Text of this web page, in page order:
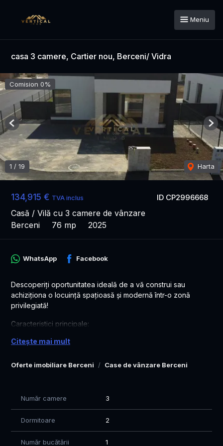
Meniu
casa 3 camere, Cartier nou, Berceni/ Vidra
ID CP2996668
134,915 € TVA inclus
Casă / Vilă cu 3 camere de vânzare
Berceni
76 mp 2025
Comision 0%
1 / 19 Harta
Previous
Oferte imobiliare Berceni Case de vânzare Berceni
WhatsApp Facebook
Descoperiţi oportunitatea ideală de a vă construi sau
achiziţiona o locuinţă spaţioasă şi modernă într-o zonă
privilegiată!
Caracteristici principale:
teren de 327 mp cu amprentă la sol de 101 mp
bucătărie deschisă, 2 băi, hol generos şi spaţios
personalizare
Citește mai mult
Număr camere 3
Dormitoare 2
Număr bucătării 1